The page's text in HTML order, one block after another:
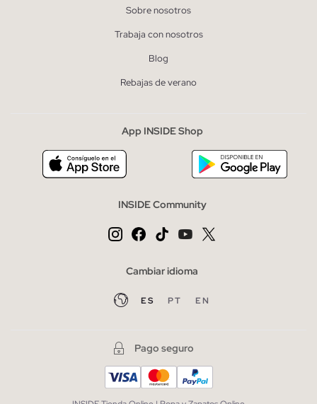
Sobre nosotros
Trabaja con nosotros
Blog
Rebajas de verano
App INSIDE Shop
INSIDE Community
Cambiar idioma
ES PT EN
Pago seguro